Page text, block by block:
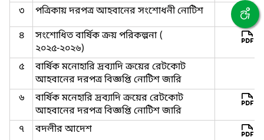
৩
পত্রিকায় দরপত্র আহবানের সংশোধনী নোটিশ
৪
সংশোধিত বার্ষিক ক্রয় পরিকল্পনা (
২০২৫-২০২৬)
৫
বার্ষিক মনোহারি দ্রব্যাদি ক্রয়ের রেটকোট
আহবানের দরপত্র বিজ্ঞপ্তি নোটিশ জারি
৬
বার্ষিক মনেহারি দ্রব্যাদি ক্রয়ের রেটকোট
আহবানের দরপত্র বিজ্ঞপ্তি নোটিশ জারি
৭
বদলীর আদেশ